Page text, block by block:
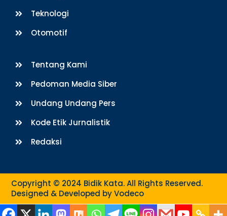
Teknologi
Otomotif
Tentang Kami
Pedoman Media Siber
Undang Undang Pers
Kode Etik Jurnalistik
Redaksi
Copyright © 2024 Bidik Kata. All Rights Reserved.
Designed & Developed byVodeco